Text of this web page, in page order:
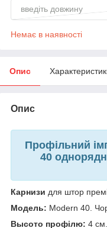
введіть довжину
Немає в наявності
Опис
Опис
Профільний
40
Карнизи для штор
Модель: Modern 40.
Высото профілю: 4 см.